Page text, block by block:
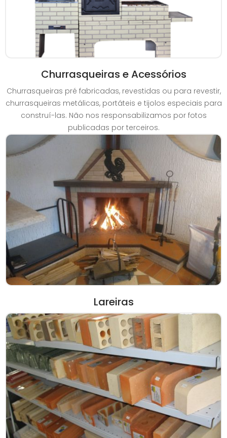
Churrasqueiras e Acessórios
Churrasqueiras pré fabricadas, revestidas ou para revestir,
churrasqueiras metálicas, portáteis e tijolos especiais para
construí-las. Não nos responsabilizamos por fotos
publicadas por terceiros.
Lareiras